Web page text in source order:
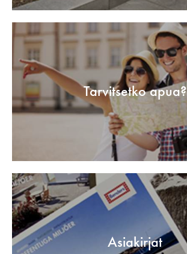
Tarvitsetko apua?
Asiakirjat